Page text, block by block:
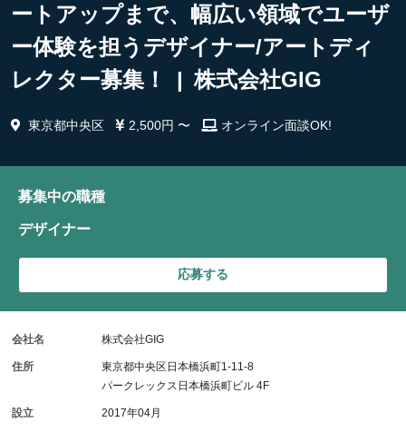
ートアップまで、幅広い領域でユーザ
ー体験を担うデザイナー/アートディ
レクター募集！ | 株式会社GIG
東京都中央区 2,500円 〜 オンライン面談OK!
募集中の職種
デザイナー
応募する
会社名 株式会社GIG
住所
東京都中央区日本橋浜町1-11-8
パークレックス日本橋浜町ビル 4F
設立 2017年04月